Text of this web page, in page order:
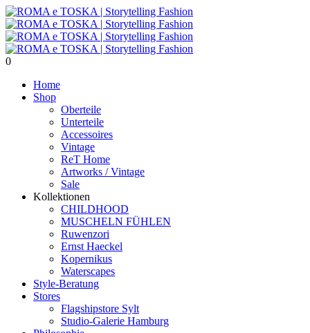
0
Home
Shop
Oberteile
Unterteile
Accessoires
Vintage
ReT Home
Artworks / Vintage
Sale
Kollektionen
CHILDHOOD
MUSCHELN FÜHLEN
Ruwenzori
Ernst Haeckel
Kopernikus
Waterscapes
Style-Beratung
Stores
Flagshipstore Sylt
Studio-Galerie Hamburg